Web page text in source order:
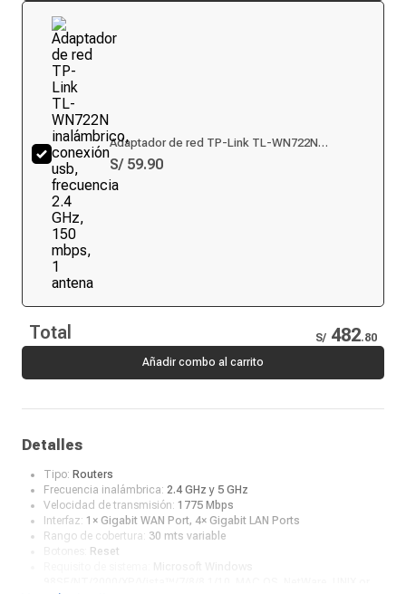
Adaptador de red TP-Link TL-WN722N
inalámbrico, conexión usb, frecuencia 2.4 GHz,
150 mbps, 1 antena
S/ 59.90
Total S/ 482.80
Añadir combo al carrito
Detalles
Tipo: Routers
Frecuencia inalámbrica: 2.4 GHz y 5 GHz
Velocidad de transmisión: 1775 Mbps
Interfaz: 1× Gigabit WAN Port, 4× Gigabit LAN Ports
Rango de cobertura: 30 mts variable
Reset